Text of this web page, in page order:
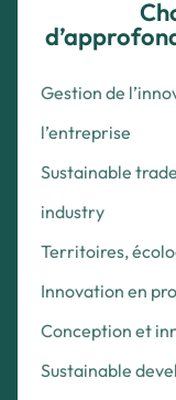
Gestion de
l’entreprise
Sustainable
industry
Territoires,
Innovation en
Conception et
Sustainable